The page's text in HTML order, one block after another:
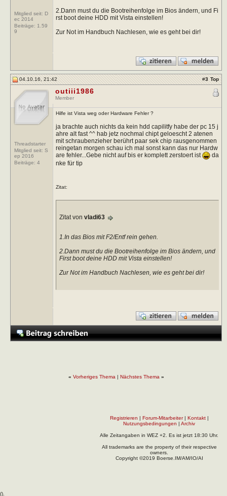
Mitglied seit: D
ec 2014
Beiträge: 1.59
9
2.Dann must du die Bootreihenfolge im Bios ändern, und Fi
rst boot deine HDD mit Vista einstellen!
Zur Not im Handbuch Nachlesen, wie es geht bei dir!
04.10.16, 21:42 #3 Top
Threadstarter
Mitglied seit: S
ep 2016
Beiträge: 4
outiii1986
Member
Hilfe ist Vista weg oder Hardware Fehler ?
ja brachte auch nichts da kein hdd capilitfy habe der pc 15 j
ahre alt fast ^^ hab jetz nochmal chipt geloescht 2 atenen
mit schraubenzieher berührt paar sek chip rausgenommen
reingetan morgen schau ich mal sonst kann das nur Hardw
are fehler...Gebe nicht auf bis er komplett zerstoert ist
da
nke für tip
Zitat:
Zitat von vladi63
1.In das Bios mit F2/Entf rein gehen.
2.Dann must du die Bootreihenfolge im Bios ändern, und
First boot deine HDD mit Vista einstellen!
Zur Not im Handbuch Nachlesen, wie es geht bei dir!
« Vorheriges Thema | Nächstes Thema »
Registrieren | Forum-Mitarbeiter| Kontakt|
Nutzungsbedingungen | Archiv
Alle Zeitangaben in WEZ +2. Es ist jetzt 18:30 Uhr.
All trademarks are the property of their respective
owners.
Copyright ©2019 Boerse.IM/AM/IO/AI
().